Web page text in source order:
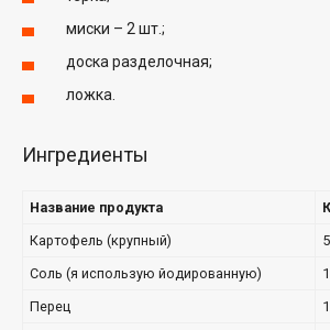
миски – 2 шт.;
доска разделочная;
ложка.
Ингредиенты
Название продукта
Картофель (крупный)
Соль (я использую йодированную)
Перец